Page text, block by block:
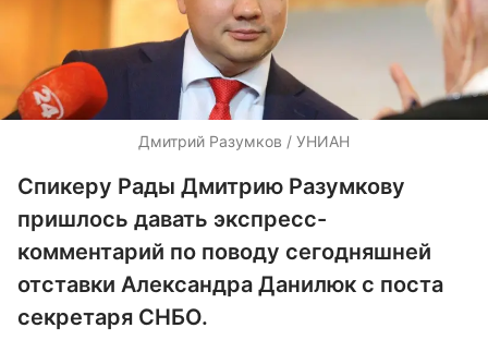
Дмитрий Разумков / УНИАН
Спикеру Рады Дмитрию Разумкову
пришлось давать экспресс-
комментарий по поводу сегодняшней
отставки Александра Данилюк с поста
секретаря СНБО.